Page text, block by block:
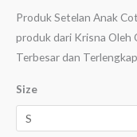
Produk Setelan Anak
produk dari Krisna Oleh
Terbesar dan
Size